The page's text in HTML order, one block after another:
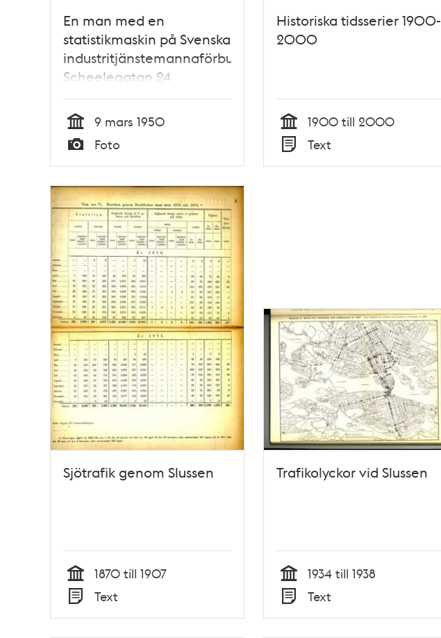
En man med en
statistikmaskin på Svenska
industritjänstemannaförbundet,
Scheelegatan 24
Tid
9 mars 1950
Foto
Historiska tidsserier 1900-
2000
Tid
1900 till 2000
Text
Sjötrafik genom Slussen
Tid
1870 till 1907
Typ
Text
Trafikolyckor vid Slussen
Tid
1934 till 1938
Typ
Text